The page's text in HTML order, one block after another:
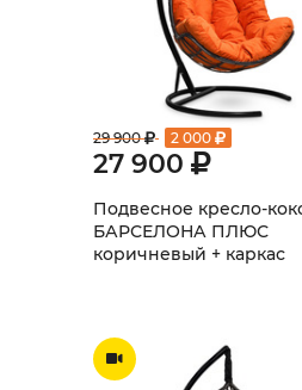
29 900 2 000
27 900
Подвесное кресло-
БАРСЕЛОНА ПЛЮС
коричневый + каркас